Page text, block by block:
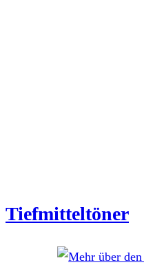
Tiefmitteltöner